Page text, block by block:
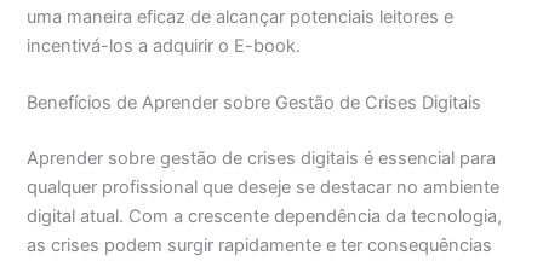
uma maneira eficaz de alcançar potenciais leitores e
incentivá-los a adquirir o E-book.
Benefícios de Aprender sobre Gestão de Crises Digitais
Aprender sobre gestão de crises digitais é essencial para
qualquer profissional que deseje se destacar no ambiente
digital atual. Com a crescente dependência da tecnologia,
as crises podem surgir rapidamente e ter consequências